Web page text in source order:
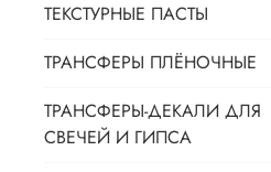
ТЕКСТУРНЫЕ ПАСТЫ
ТРАНСФЕРЫ ПЛЁНОЧНЫЕ
ТРАНСФЕРЫ-ДЕКАЛИ ДЛЯ
СВЕЧЕЙ И ГИПСА